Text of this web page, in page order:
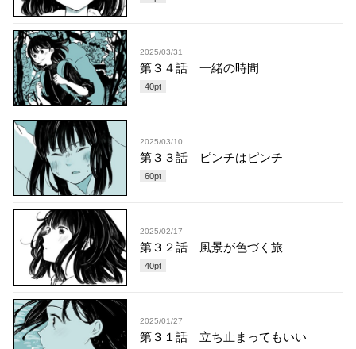
2025/03/31
第３４話 一緒の時間
40pt
2025/03/10
第３３話 ピンチはピンチ
60pt
2025/02/17
第３２話 風景が色づく旅
40pt
2025/01/27
第３１話 立ち止まってもいい